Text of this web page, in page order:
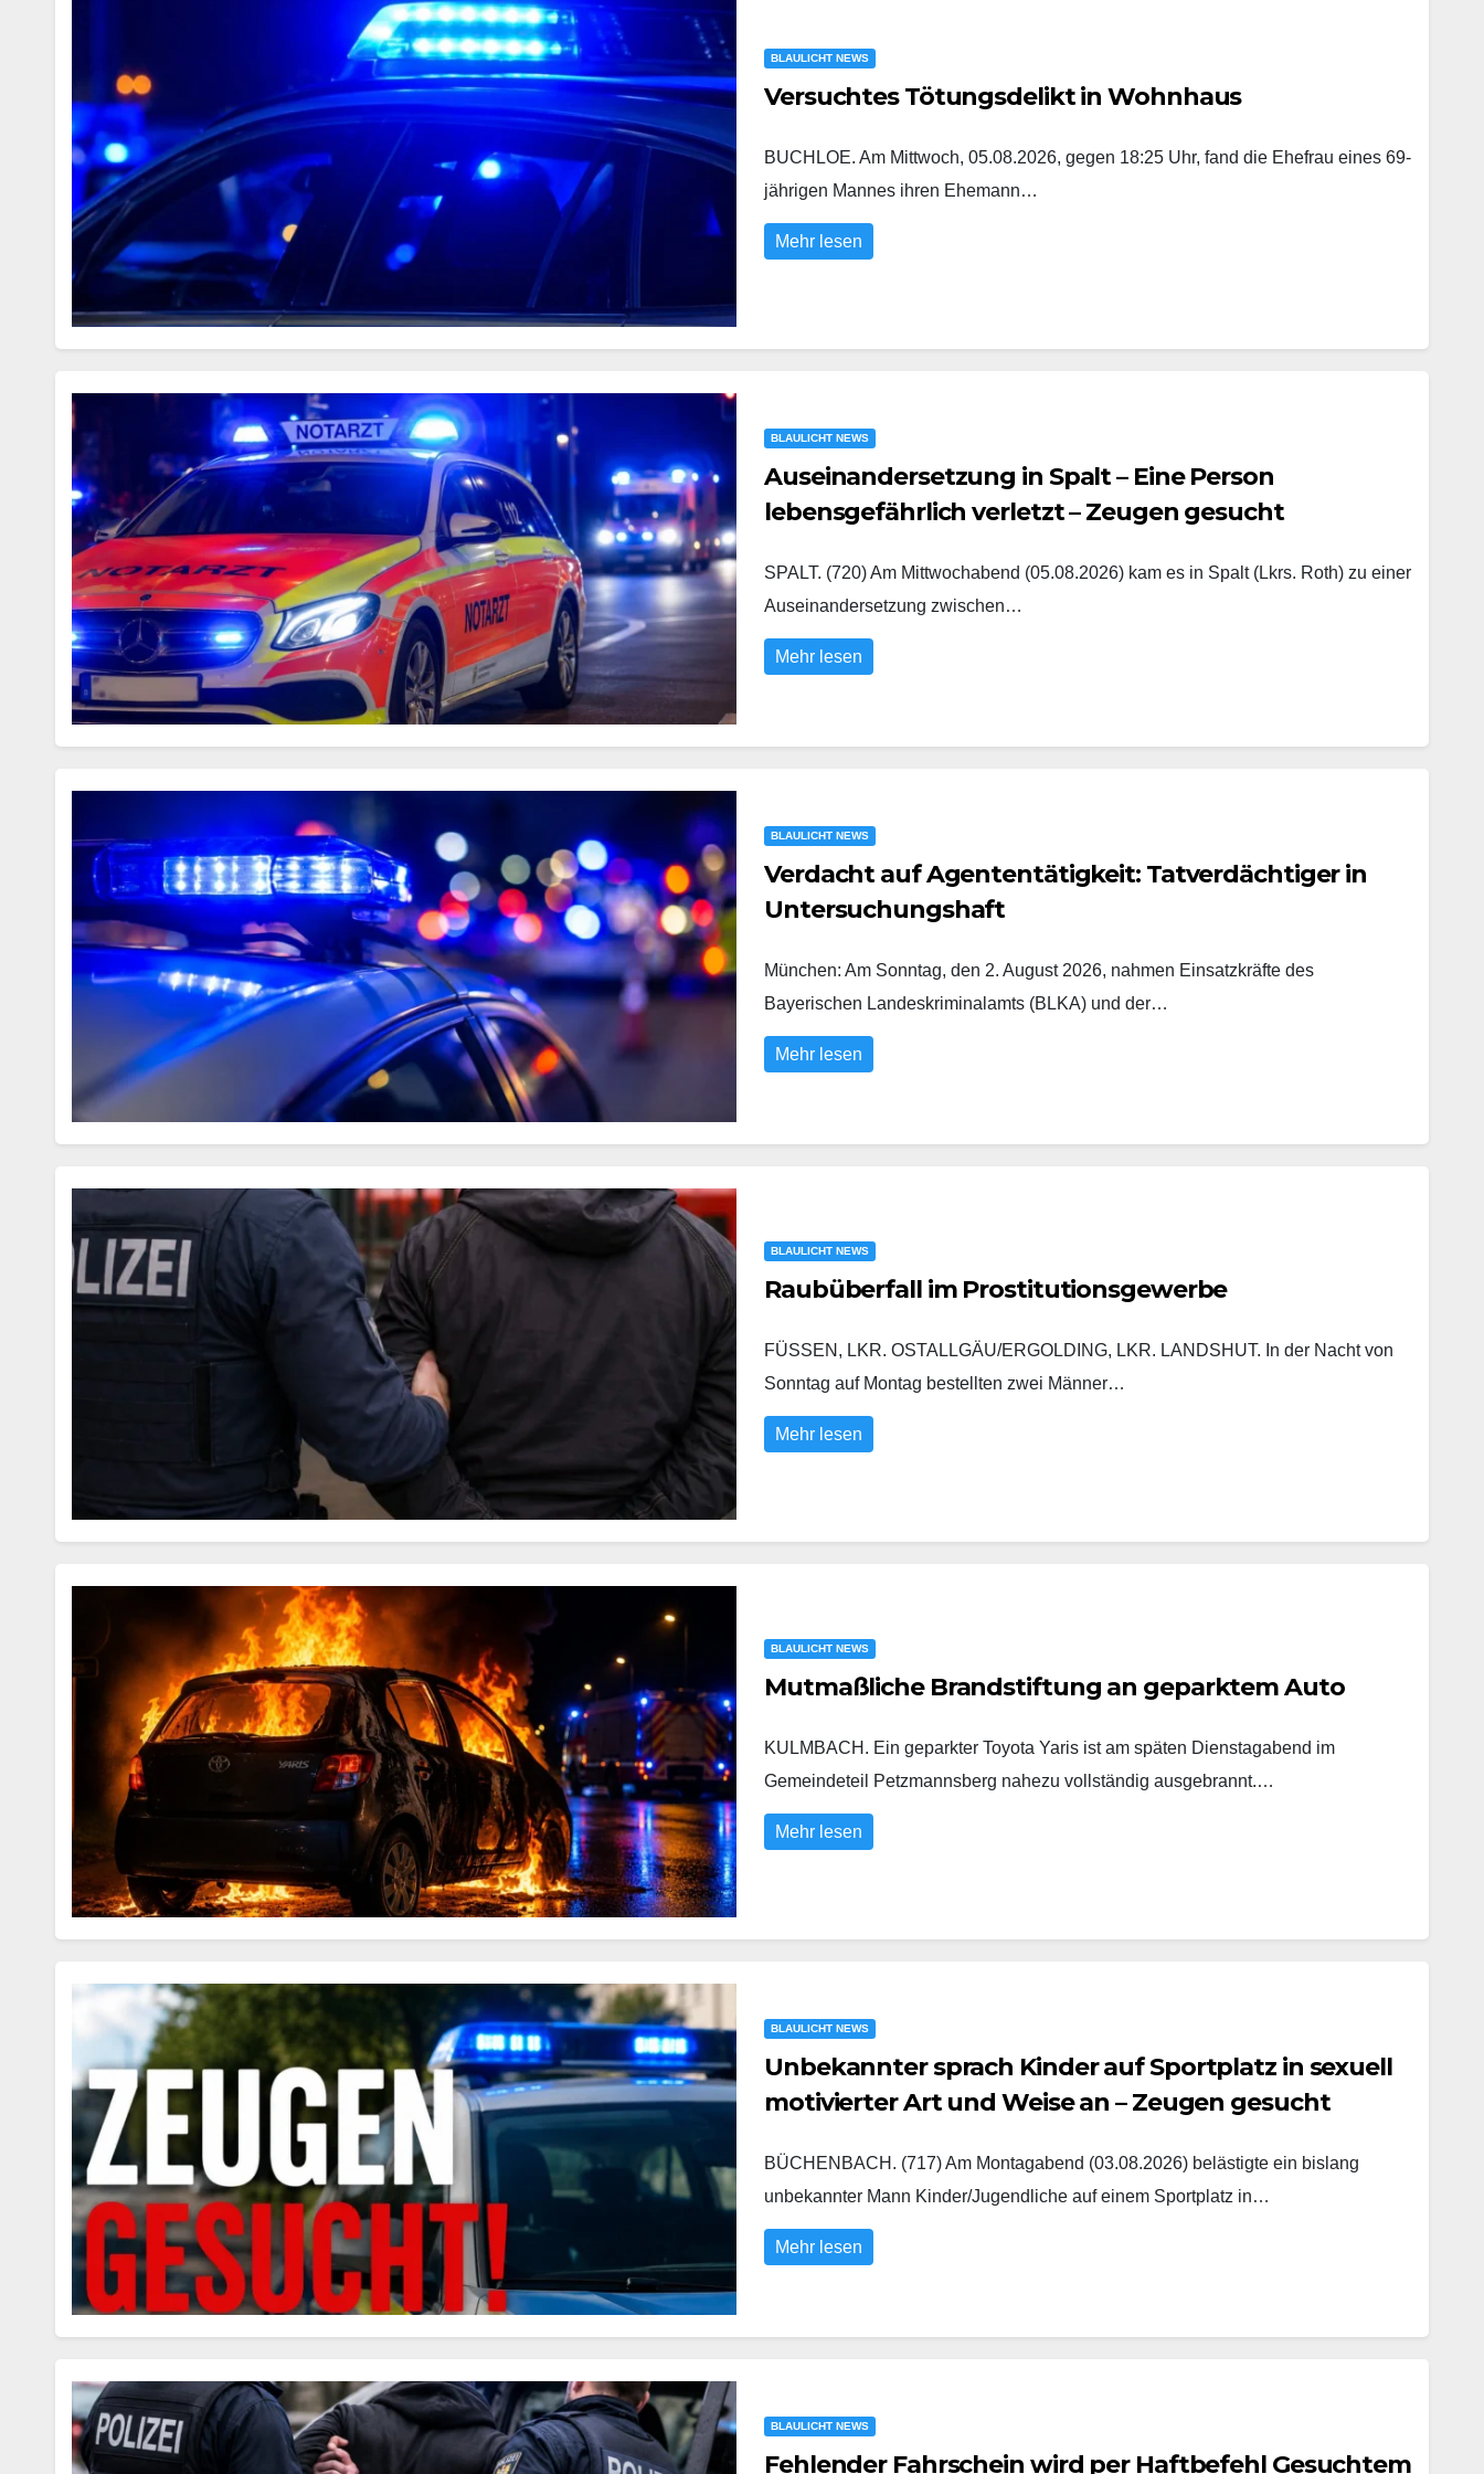
BLAULICHT NEWS
Versuchtes Tötungsdelikt in Wohnhaus
BUCHLOE. Am Mittwoch, 05.08.2026, gegen 18:25 Uhr, fand die Ehefrau eines 69-
jährigen Mannes ihren Ehemann…
Mehr lesen
BLAULICHT NEWS
Auseinandersetzung in Spalt – Eine Person
lebensgefährlich verletzt – Zeugen gesucht
SPALT. (720) Am Mittwochabend (05.08.2026) kam es in Spalt (Lkrs. Roth) zu einer
Auseinandersetzung zwischen…
Mehr lesen
BLAULICHT NEWS
Verdacht auf Agententätigkeit: Tatverdächtiger in
Untersuchungshaft
München: Am Sonntag, den 2. August 2026, nahmen Einsatzkräfte des
Bayerischen Landeskriminalamts (BLKA) und der…
Mehr lesen
BLAULICHT NEWS
Raubüberfall im Prostitutionsgewerbe
FÜSSEN, LKR. OSTALLGÄU/ERGOLDING, LKR. LANDSHUT. In der Nacht von
Sonntag auf Montag bestellten zwei Männer…
Mehr lesen
BLAULICHT NEWS
Mutmaßliche Brandstiftung an geparktem Auto
KULMBACH. Ein geparkter Toyota Yaris ist am späten Dienstagabend im
Gemeindeteil Petzmannsberg nahezu vollständig ausgebrannt.…
Mehr lesen
BLAULICHT NEWS
Unbekannter sprach Kinder auf Sportplatz in sexuell
motivierter Art und Weise an – Zeugen gesucht
BÜCHENBACH. (717) Am Montagabend (03.08.2026) belästigte ein bislang
unbekannter Mann Kinder/Jugendliche auf einem Sportplatz in…
Mehr lesen
BLAULICHT NEWS
Fehlender Fahrschein wird per Haftbefehl Gesuchtem